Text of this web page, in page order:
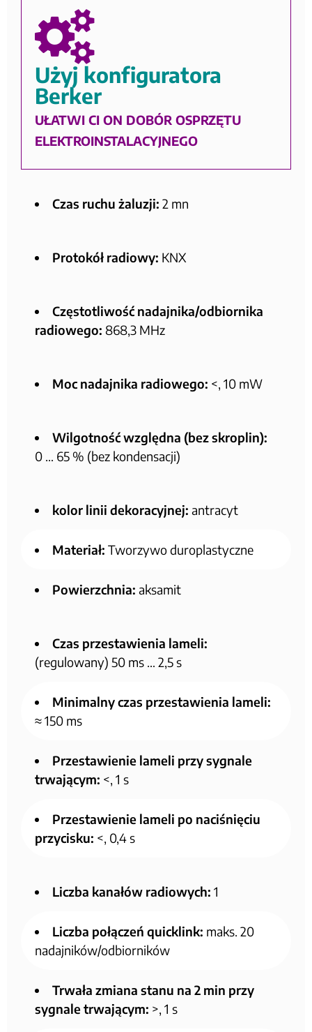
Użyj konfiguratora
Berker
UŁATWI CI ON DOBÓR OSPRZĘTU
ELEKTROINSTALACYJNEGO
Czas ruchu żaluzji: 2 mn
Protokół radiowy: KNX
Częstotliwość nadajnika/odbiornika
radiowego: 868,3 MHz
Moc nadajnika radiowego: <, 10 mW
Wilgotność względna (bez skroplin):
0 … 65 % (bez kondensacji)
kolor linii dekoracyjnej: antracyt
Materiał: Tworzywo duroplastyczne
Powierzchnia: aksamit
Czas przestawienia lameli:
(regulowany) 50 ms … 2,5 s
Minimalny czas przestawienia lameli:
≈ 150 ms
Przestawienie lameli przy sygnale
trwającym: <, 1 s
Przestawienie lameli po naciśnięciu
przycisku: <, 0,4 s
Liczba kanałów radiowych: 1
Liczba połączeń quicklink: maks. 20
nadajników/odbiorników
Trwała zmiana stanu na 2 min przy
sygnale trwającym: >, 1 s